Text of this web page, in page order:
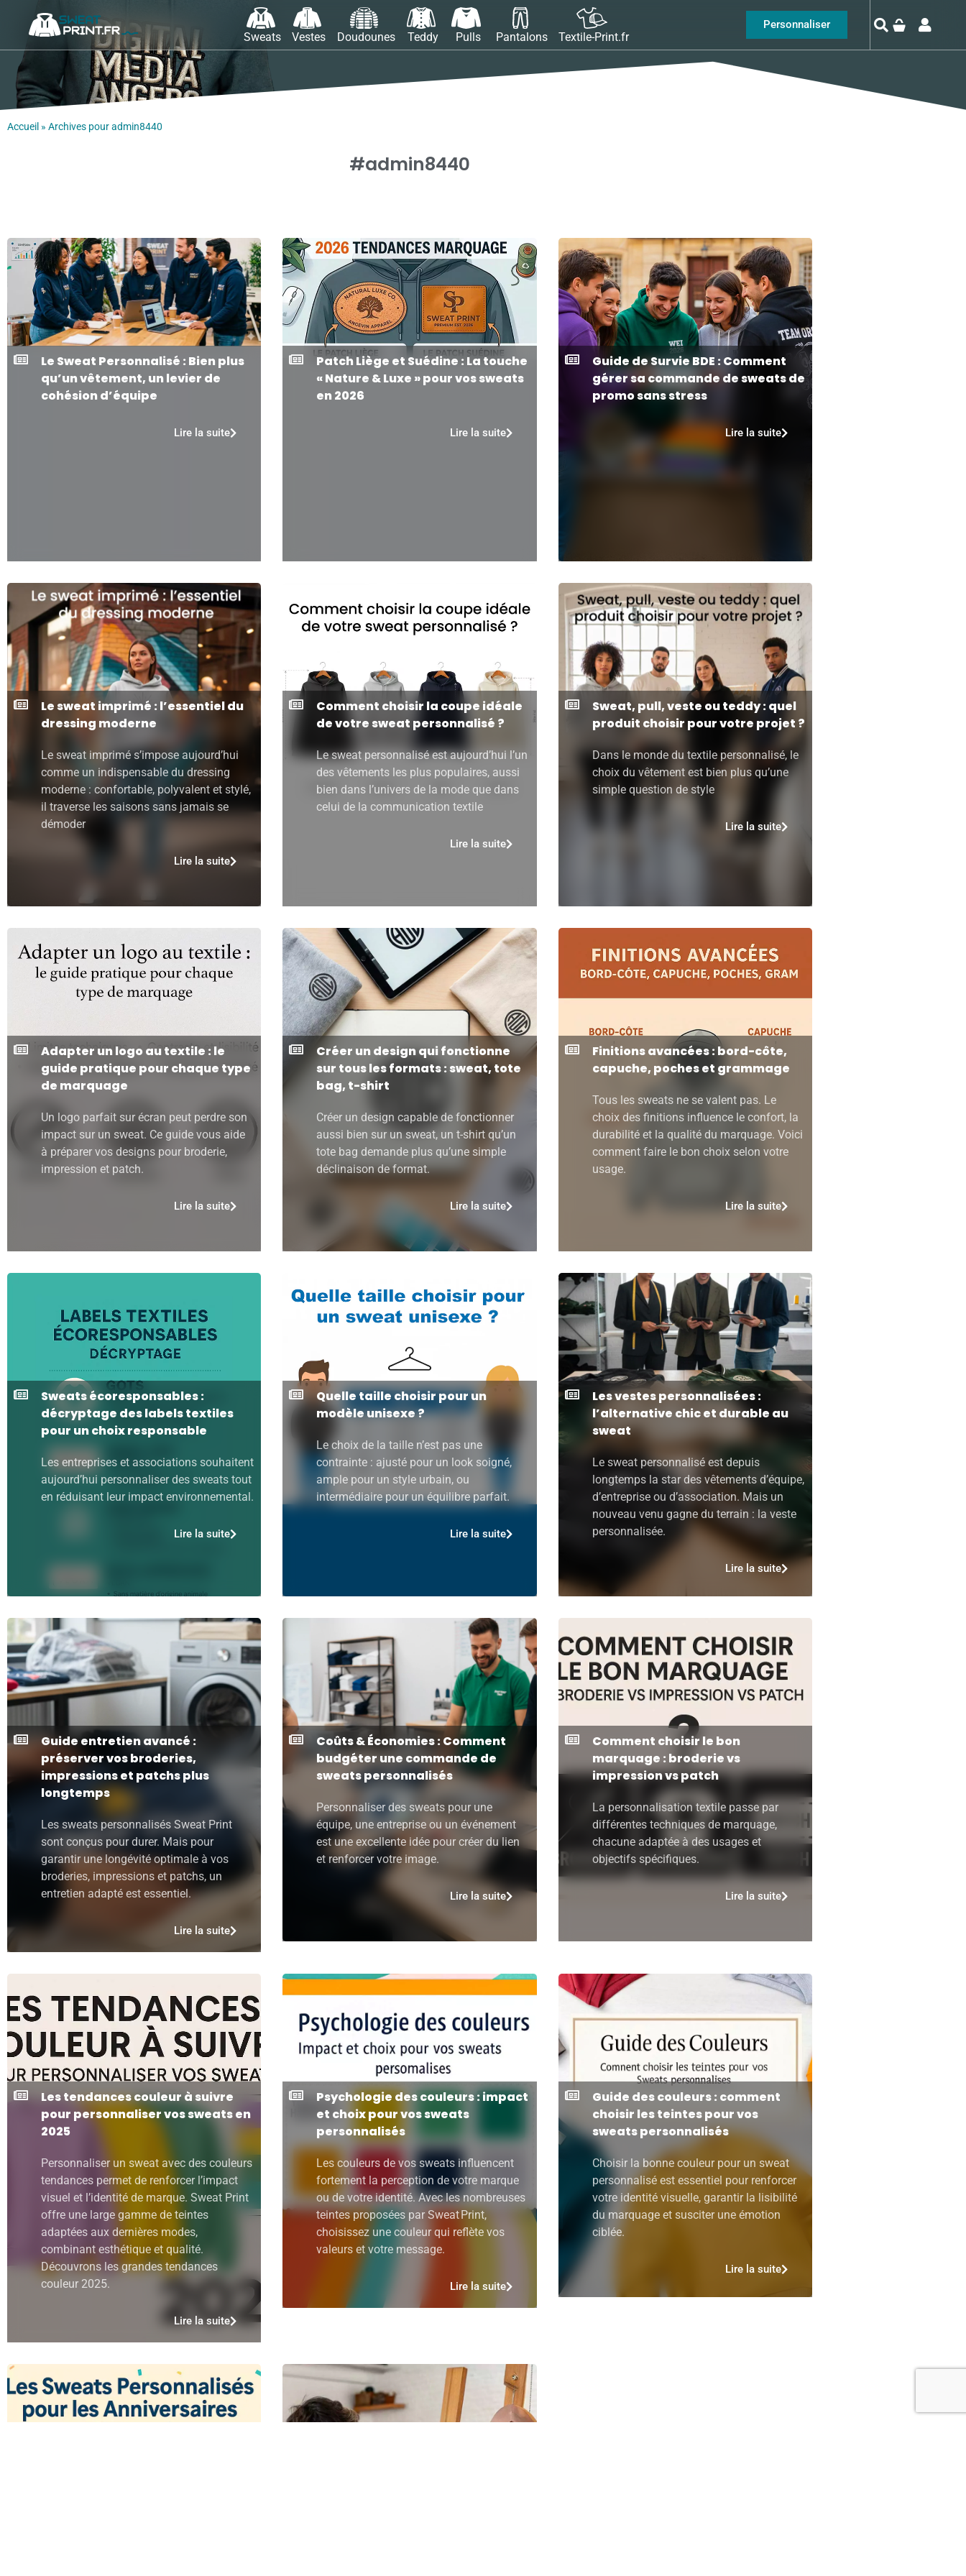
Sweats Vestes Doudounes Teddy Pulls Pantalons Textile-Print.fr
Personnaliser
Accueil » Archives pour admin8440
#admin8440
Le Sweat Personnalisé : Bien plus
qu’un vêtement, un levier de
cohésion d’équipe
Lire la suite
Patch Liège et Suédine : La touche
« Nature & Luxe » pour vos sweats
en 2026
Lire la suite
Guide de Survie BDE : Comment
gérer sa commande de sweats de
promo sans stress
Lire la suite
Le sweat imprimé : l’essentiel du
dressing moderne
Le sweat imprimé s’impose aujourd’hui
comme un indispensable du dressing
moderne : confortable, polyvalent et stylé,
il traverse les saisons sans jamais se
démoder
Lire la suite
Comment choisir la coupe idéale
de votre sweat personnalisé ?
Le sweat personnalisé est aujourd’hui l’un
des vêtements les plus populaires, aussi
bien dans l’univers de la mode que dans
celui de la communication textile
Lire la suite
Sweat, pull, veste ou teddy : quel
produit choisir pour votre projet ?
Dans le monde du textile personnalisé, le
choix du vêtement est bien plus qu’une
simple question de style
Lire la suite
Adapter un logo au textile : le
guide pratique pour chaque type
de marquage
Un logo parfait sur écran peut perdre son
impact sur un sweat. Ce guide vous aide
à préparer vos designs pour broderie,
impression et patch.
Lire la suite
Créer un design qui fonctionne
sur tous les formats : sweat, tote
bag, t-shirt
Créer un design capable de fonctionner
aussi bien sur un sweat, un t-shirt qu’un
tote bag demande plus qu’une simple
déclinaison de format.
Lire la suite
Finitions avancées : bord-côte,
capuche, poches et grammage
Tous les sweats ne se valent pas. Le
choix des finitions influence le confort, la
durabilité et la qualité du marquage. Voici
comment faire le bon choix selon votre
usage.
Lire la suite
Sweats écoresponsables :
décryptage des labels textiles
pour un choix responsable
Les entreprises et associations souhaitent
aujourd’hui personnaliser des sweats tout
en réduisant leur impact environnemental.
Lire la suite
Quelle taille choisir pour un
modèle unisexe ?
Le choix de la taille n’est pas une
contrainte : ajusté pour un look soigné,
ample pour un style urbain, ou
intermédiaire pour un équilibre parfait.
Lire la suite
Les vestes personnalisées :
l’alternative chic et durable au
sweat
Le sweat personnalisé est depuis
longtemps la star des vêtements d’équipe,
d’entreprise ou d’association. Mais un
nouveau venu gagne du terrain : la veste
personnalisée.
Lire la suite
Guide entretien avancé :
préserver vos broderies,
impressions et patchs plus
longtemps
Les sweats personnalisés Sweat Print
sont conçus pour durer. Mais pour
garantir une longévité optimale à vos
broderies, impressions et patchs, un
entretien adapté est essentiel.
Lire la suite
Coûts & Économies : Comment
budgéter une commande de
sweats personnalisés
Personnaliser des sweats pour une
équipe, une entreprise ou un événement
est une excellente idée pour créer du lien
et renforcer votre image.
Lire la suite
Comment choisir le bon
marquage : broderie vs
impression vs patch
La personnalisation textile passe par
différentes techniques de marquage,
chacune adaptée à des usages et
objectifs spécifiques.
Lire la suite
Les tendances couleur à suivre
pour personnaliser vos sweats en
2025
Personnaliser un sweat avec des couleurs
tendances permet de renforcer l’impact
visuel et l’identité de marque. Sweat Print
offre une large gamme de teintes
adaptées aux dernières modes,
combinant esthétique et qualité.
Découvrons les grandes tendances
couleur 2025.
Lire la suite
Psychologie des couleurs : impact
et choix pour vos sweats
personnalisés
Les couleurs de vos sweats influencent
fortement la perception de votre marque
ou de votre identité. Avec les nombreuses
teintes proposées par Sweat Print,
choisissez une couleur qui reflète vos
valeurs et votre message.
Lire la suite
Guide des couleurs : comment
choisir les teintes pour vos
sweats personnalisés
Choisir la bonne couleur pour un sweat
personnalisé est essentiel pour renforcer
votre identité visuelle, garantir la lisibilité
du marquage et susciter une émotion
ciblée.
Lire la suite